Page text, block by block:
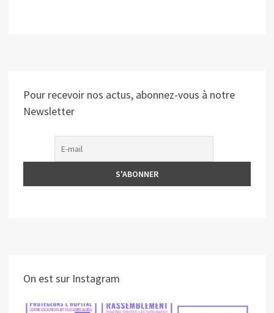
Pour recevoir nos actus, abonnez-vous à notre
Newsletter
On est sur Instagram